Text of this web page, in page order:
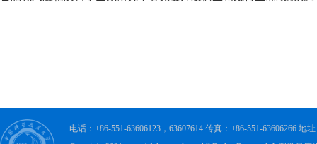
电话：+86-551-63606123，63607614 传真：+86-551-63606266 地